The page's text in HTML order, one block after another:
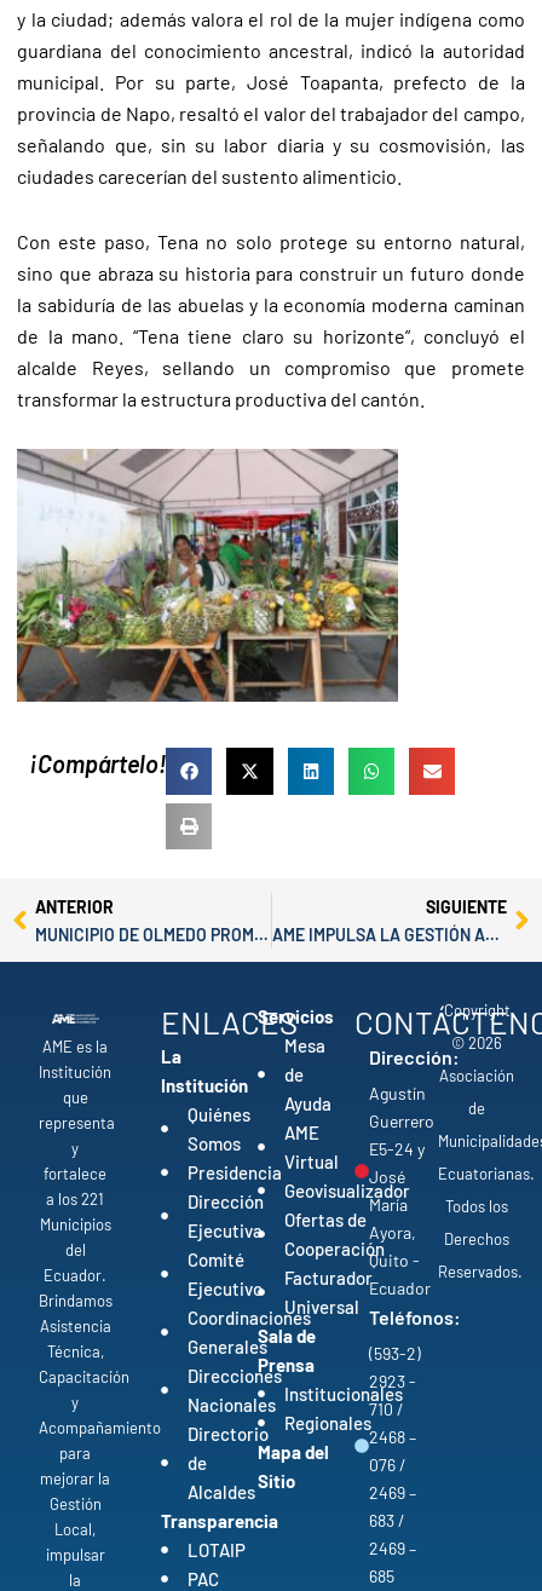
y la ciudad; además valora el rol de la mujer indígena como
guardiana del conocimiento ancestral, indicó la autoridad
municipal. Por su parte, José Toapanta, prefecto de la
provincia de Napo, resaltó el valor del trabajador del campo,
señalando que, sin su labor diaria y su cosmovisión, las
ciudades carecerían del sustento alimenticio.
Con este paso, Tena no solo protege su entorno natural,
sino que abraza su historia para construir un futuro donde
la sabiduría de las abuelas y la economía moderna caminan
de la mano. “Tena tiene claro su horizonte”, concluyó el
alcalde Reyes, sellando un compromiso que promete
transformar la estructura productiva del cantón.
¡Compártelo!
Prev
ANTERIOR
MUNICIPIO DE OLMEDO PROMUEVE INNOVACIÓN Y SOSTENIBILIDAD EN FINCAS CAFETALERAS
SIGUIENTE
AME IMPULSA LA GESTIÓN AMBIENTAL EN SAN VICENTE
AME es la
Institución
que
representa
y
fortalece
a los 221
Municipios
del
Ecuador.
Brindamos
Asistencia
Técnica,
Capacitación
y
Acompañamiento
para
mejorar la
Gestión
Local,
impulsar
la
ENLACES
La
Institución
Quiénes
Somos
Presidencia
Dirección
Ejecutiva
Comité
Ejecutivo
Coordinaciones
Generales
Direcciones
Nacionales
Directorio
de
Alcaldes
Transparencia
LOTAIP
PAC
Servicios
Mesa
de
Ayuda
AME
Virtual
Geovisualizador
Ofertas de
Cooperación
Facturador
Universal
Sala de
Prensa
Institucionales
Regionales
Mapa del
Sitio
Dirección:
Agustín
Guerrero
E5-24 y
José
María
Ayora,
Quito -
Ecuador
Teléfonos:
(593-2)
2923 -
710 /
2468 –
076 /
2469 –
683 /
2469 –
685
Copyright
© 2026
Asociación
de
Ecuatorianas.
Todos los
Derechos
Reservados.